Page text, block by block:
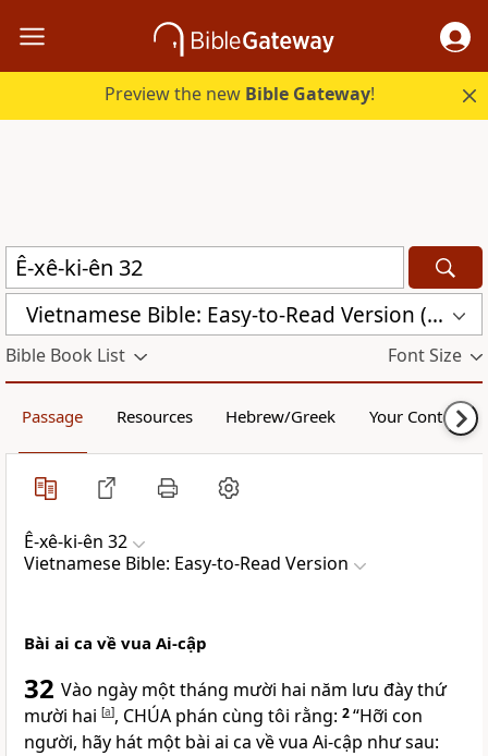
Preview the new Bible Gateway!
Vietnamese Bible: Easy-to-Read Version (BPT)
Bible Book List Font Size
Passage Resources Hebrew/Greek Your Content
Ê-xê-ki-ên 32
Vietnamese Bible: Easy-to-Read Version
Bài ai ca về vua Ai-cập
32 Vào ngày một tháng mười hai năm lưu đày thứ
mười hai [a], CHÚA phán cùng tôi rằng: 2“Hỡi con
người, hãy hát một bài ai ca về vua Ai-cập như sau: